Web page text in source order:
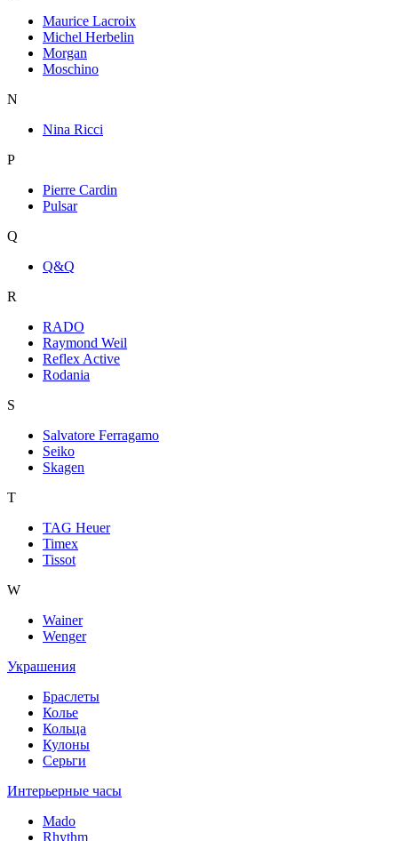
Maurice Lacroix
Michel Herbelin
Morgan
Moschino
N
Nina Ricci
P
Pierre Cardin
Pulsar
Q
Q&Q
R
RADO
Raymond Weil
Reflex Active
Rodania
S
Salvatore Ferragamo
Seiko
Skagen
T
TAG Heuer
Timex
Tissot
W
Wainer
Wenger
Украшения
Браслеты
Колье
Кольца
Кулоны
Серьги
Интерьерные часы
Mado
Rhythm